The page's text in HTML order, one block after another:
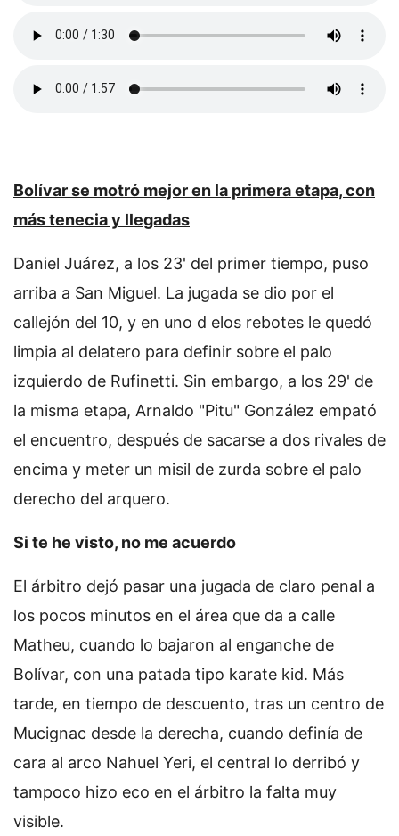
Bolívar se motró mejor en la primera etapa, con
más tenecia y llegadas
Daniel Juárez, a los 23' del primer tiempo, puso
arriba a San Miguel. La jugada se dio por el
callejón del 10, y en uno d elos rebotes le quedó
limpia al delatero para definir sobre el palo
izquierdo de Rufinetti. Sin embargo, a los 29' de
la misma etapa, Arnaldo "Pitu" González empató
el encuentro, después de sacarse a dos rivales de
encima y meter un misil de zurda sobre el palo
derecho del arquero.
Si te he visto, no me acuerdo
El árbitro dejó pasar una jugada de claro penal a
los pocos minutos en el área que da a calle
Matheu, cuando lo bajaron al enganche de
Bolívar, con una patada tipo karate kid. Más
tarde, en tiempo de descuento, tras un centro de
Mucignac desde la derecha, cuando definía de
cara al arco Nahuel Yeri, el central lo derribó y
tampoco hizo eco en el árbitro la falta muy
visible.